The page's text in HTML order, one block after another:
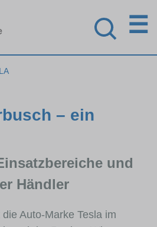
☰
– ein
und
Händler
Auto-Marke Tesla im